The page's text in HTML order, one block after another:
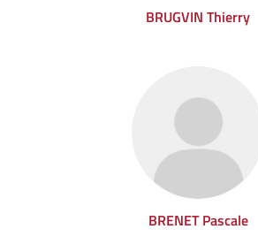
BRUGVIN Thierry
BRENET Pascale